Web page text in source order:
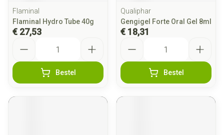
Flaminal
Flaminal Hydro Tube 40g
€ 27,53
Bestel
Qualiphar
Gengigel Forte Oral Gel 8ml
€ 18,31
Bestel